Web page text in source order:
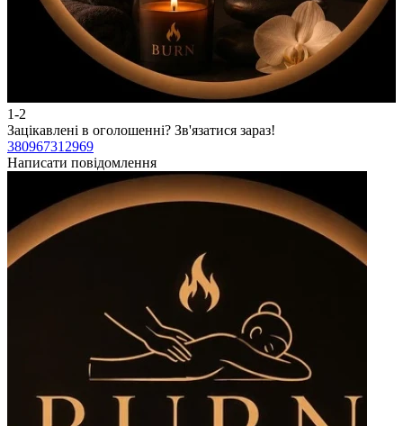
1-2
Зацікавлені в оголошенні? Зв'язатися зараз!
380967312969
Написати повідомлення